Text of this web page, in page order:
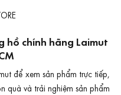
hồ chính hãng Laimut
để xem sản phẩm trực tiếp,
quà và trải nghiệm sản phẩm